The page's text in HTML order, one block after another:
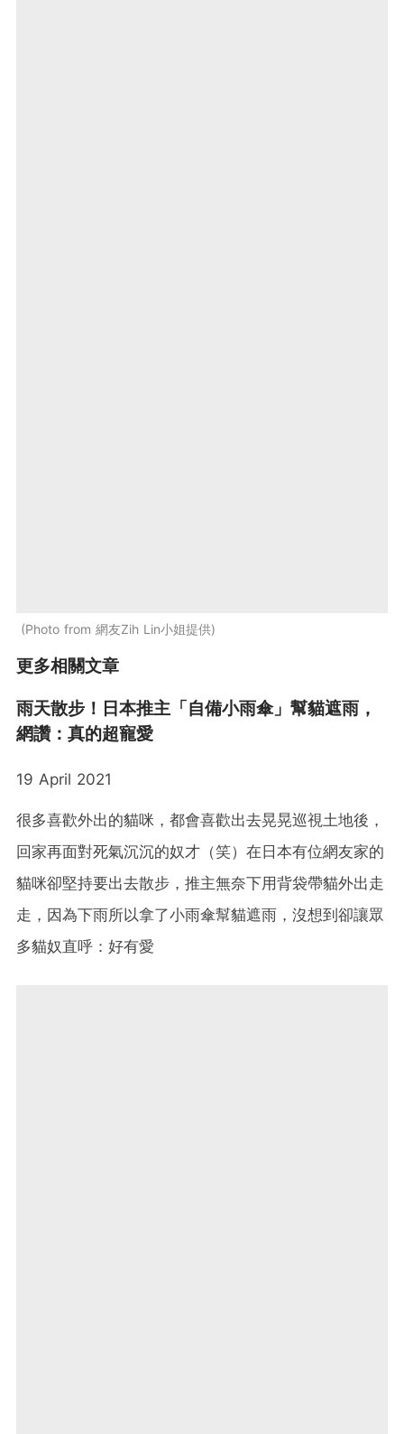
Photo from 網友Zih Lin小姐提供
更多相關文章
雨天散步！日本推主「自備小雨傘」幫貓遮雨，
網讚：真的超寵愛
19 April 2021
很多喜歡外出的貓咪，都會喜歡出去晃晃巡視土地後，
回家再面對死氣沉沉的奴才（笑）在日本有位網友家的
貓咪卻堅持要出去散步，推主無奈下用背袋帶貓外出走
走，因為下雨所以拿了小雨傘幫貓遮雨，沒想到卻讓眾
多貓奴直呼：好有愛